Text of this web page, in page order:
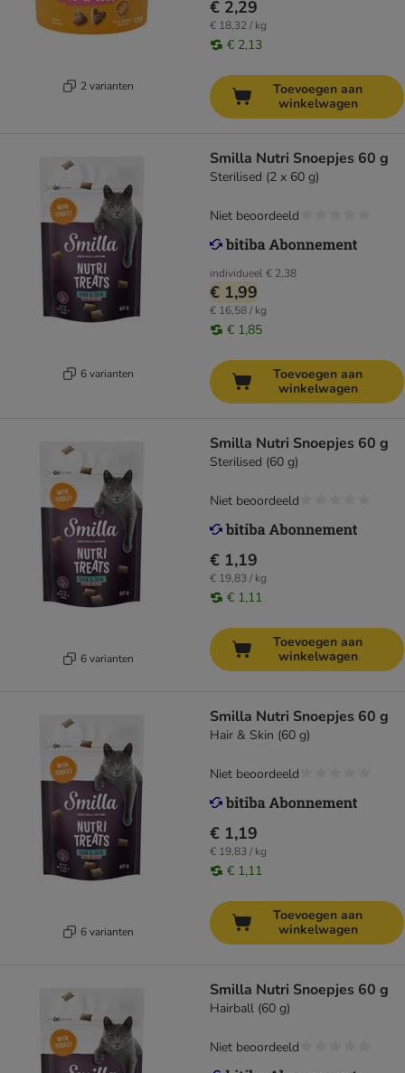
2 varianten
€ 2,29
€ 18,32 / kg
€ 2,13
Toevoegen aan
winkelwagen
6 varianten
Smilla Nutri Snoepjes 60 g
Sterilised (2 x 60 g)
individueel€ 2,38
€ 1,99
€ 16,58 / kg
€ 1,85
Niet beoordeeld
Toevoegen aan
winkelwagen
6 varianten
Smilla Nutri Snoepjes 60 g
Sterilised (60 g)
€ 1,19
€ 19,83 / kg
€ 1,11
Niet beoordeeld
Toevoegen aan
winkelwagen
6 varianten
Smilla Nutri Snoepjes 60 g
Hair & Skin (60 g)
€ 1,19
€ 19,83 / kg
€ 1,11
Niet beoordeeld
Toevoegen aan
winkelwagen
Smilla Nutri Snoepjes 60 g
Hairball (60 g)
Niet beoordeeld